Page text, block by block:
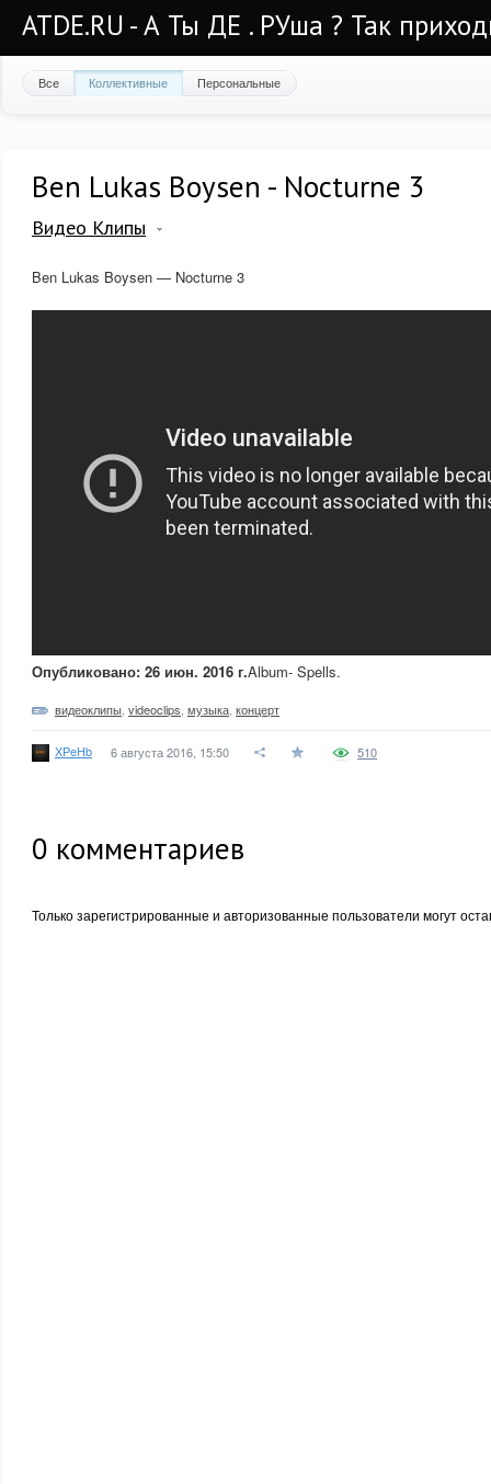
ATDE.RU - А Ты ДЕ . РУша ? Так
Все Коллективные Персональные
Ben Lukas Boysen - Nocturne 3
Видео Клипы
Ben Lukas Boysen — Nocturne 3
Опубликовано: 26 июн. 2016 г.Album- Spells.
видеоклипы videoclips музыка концерт
XPeHb 6 августа 2016, 15:50 510
0 комментариев
Только зарегистрированные и авторизованные пользователи могут